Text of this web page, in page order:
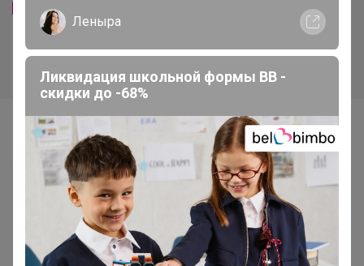
500р
Футболка мужская F`FIVE
02373
Шорты женские F`FIVE 18414
Самые желанные
Леныра
Ликвидация школьной формы BB -
скидки до -68%